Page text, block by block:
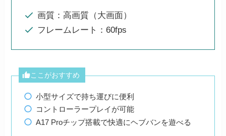
画質：高画質（大画面）
フレームレート：60fps
ここがおすすめ
小型サイズで持ち運びに便利
コントローラープレイが可能
A17 Proチップ搭載で快適にヘブバンを遊べる